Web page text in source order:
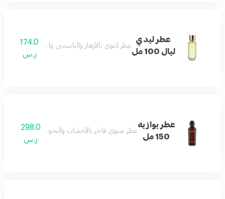
عطر ليدي
ليال 100 مل
عطر أنثوي بالأزهار والياسمين والباتشولي
174.0
ر.س
عطر بوازيه
150 مل
عطر شتوي فاخر بالأخشاب والبخور والباتشولي
298.0
ر.س